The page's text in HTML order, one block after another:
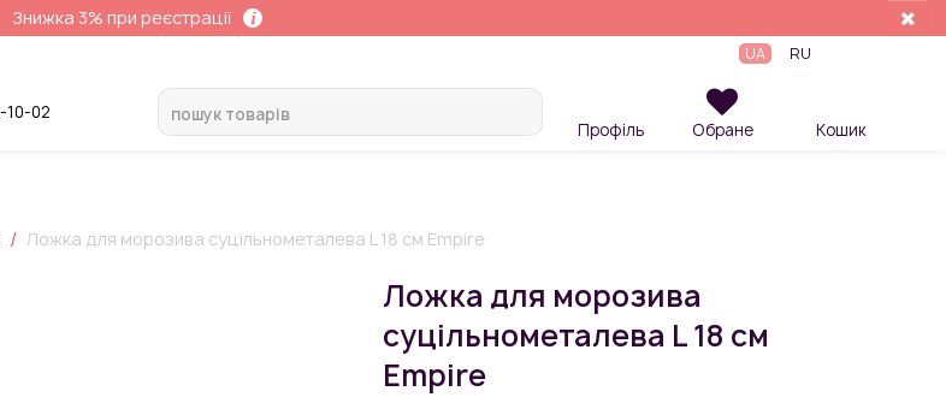
Знижка 3% при реєстрації
UA RU
10-02
Профіль
Обране Кошик
Ложка для морозива суцільнометалева L 18 см Empire
Ложка для морозива
суцільнометалева L 18 см
Empire